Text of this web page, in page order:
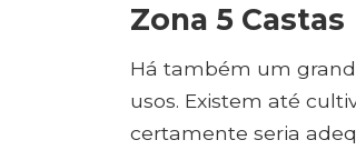
Zona 5 Castas
Há também um
usos. Existem até
certamente seria